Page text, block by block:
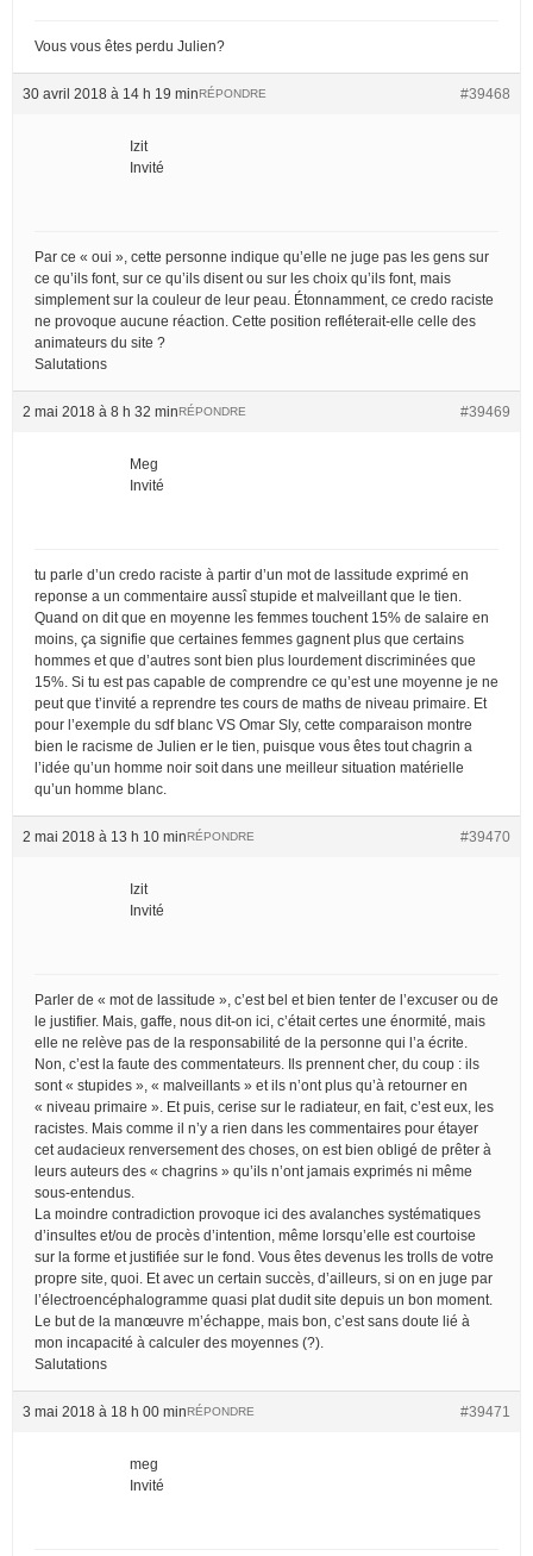
Vous vous êtes perdu Julien?
30 avril 2018 à 14 h 19 min #39468
RÉPONDRE
Izit
Invité
Par ce « oui », cette personne indique qu’elle ne juge pas les gens sur
ce qu’ils font, sur ce qu’ils disent ou sur les choix qu’ils font, mais
simplement sur la couleur de leur peau. Étonnamment, ce credo raciste
ne provoque aucune réaction. Cette position refléterait-elle celle des
animateurs du site ?
Salutations
2 mai 2018 à 8 h 32 min #39469
RÉPONDRE
Meg
Invité
tu parle d’un credo raciste à partir d’un mot de lassitude exprimé en
reponse a un commentaire aussî stupide et malveillant que le tien.
Quand on dit que en moyenne les femmes touchent 15% de salaire en
moins, ça signifie que certaines femmes gagnent plus que certains
hommes et que d’autres sont bien plus lourdement discriminées que
15%. Si tu est pas capable de comprendre ce qu’est une moyenne je ne
peut que t’invité a reprendre tes cours de maths de niveau primaire. Et
pour l’exemple du sdf blanc VS Omar Sly, cette comparaison montre
bien le racisme de Julien er le tien, puisque vous êtes tout chagrin a
l’idée qu’un homme noir soit dans une meilleur situation matérielle
qu’un homme blanc.
2 mai 2018 à 13 h 10 min #39470
RÉPONDRE
Izit
Invité
Parler de « mot de lassitude », c’est bel et bien tenter de l’excuser ou de
le justifier. Mais, gaffe, nous dit-on ici, c’était certes une énormité, mais
elle ne relève pas de la responsabilité de la personne qui l’a écrite.
Non, c’est la faute des commentateurs. Ils prennent cher, du coup : ils
sont « stupides », « malveillants » et ils n’ont plus qu’à retourner en
« niveau primaire ». Et puis, cerise sur le radiateur, en fait, c’est eux, les
racistes. Mais comme il n’y a rien dans les commentaires pour étayer
cet audacieux renversement des choses, on est bien obligé de prêter à
leurs auteurs des « chagrins » qu’ils n’ont jamais exprimés ni même
sous-entendus.
La moindre contradiction provoque ici des avalanches systématiques
d’insultes et/ou de procès d’intention, même lorsqu’elle est courtoise
sur la forme et justifiée sur le fond. Vous êtes devenus les trolls de votre
propre site, quoi. Et avec un certain succès, d’ailleurs, si on en juge par
l’électroencéphalogramme quasi plat dudit site depuis un bon moment.
Le but de la manœuvre m’échappe, mais bon, c’est sans doute lié à
mon incapacité à calculer des moyennes (?).
Salutations
3 mai 2018 à 18 h 00 min #39471
RÉPONDRE
meg
Invité